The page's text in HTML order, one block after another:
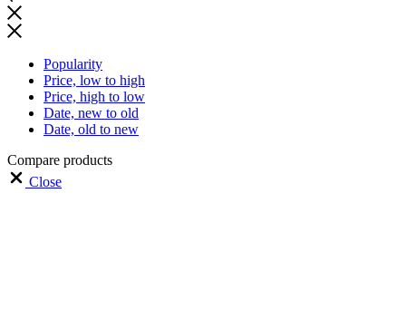
Popularity
Price, low to high
Price, high to low
Date, new to old
Date, old to new
Compare products
Close